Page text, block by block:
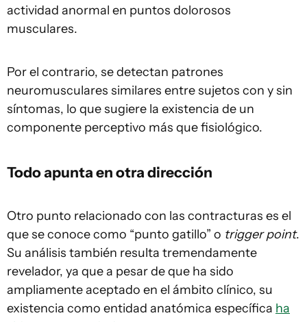
actividad anormal en puntos dolorosos
musculares.
Por el contrario, se detectan patrones
neuromusculares similares entre sujetos con y sin
síntomas, lo que sugiere la existencia de un
componente perceptivo más que fisiológico.
Todo apunta en otra dirección
Otro punto relacionado con las contracturas es el
que se conoce como “punto gatillo” o trigger point.
Su análisis también resulta tremendamente
revelador, ya que a pesar de que ha sido
ampliamente aceptado en el ámbito clínico, su
existencia como entidad anatómica específica ha